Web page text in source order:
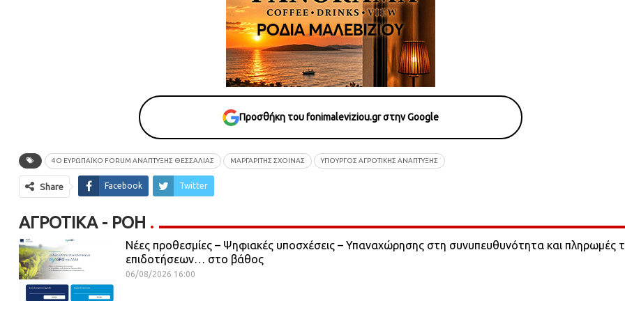
Προσθήκη του fonimaleviziou.gr στην Google
4Ο ΕΥΡΩΠΑΪΚΌ FORUM ΑΝΆΠΤΥΞΗΣ ΘΕΣΣΑΛΊΑΣ ΜΑΡΓΑΡΙΤΗΣ ΣΧΟΙΝΑΣ ΥΠΟΥΡΓΟΣ ΑΓΡΟΤΙΚΗΣ ΑΝΑΠΤΥΞΗΣ
Share Facebook Twitter
ΑΓΡΟΤΙΚΆ - ΡΟΗ
Νέες προθεσμίες – Ψηφιακές υποσχέσεις – Υπαναχώρησης στη συνυπευθυνότητα και πληρωμές
επιδοτήσεων… στο βάθος
06/08/2026 16:00